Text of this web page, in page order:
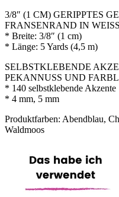
3/8″ (1 CM) GERIPPTES
FRANSENRAND IN WEISS
* Breite: 3/8″ (1 cm)
* Länge: 5 Yards (4,5 m)
SELBSTKLEBENDE
PEKANNUSS UND
* 140 selbstklebende Akzente
* 4 mm, 5 mm
Produktfarben: Abendblau,
Waldmoos